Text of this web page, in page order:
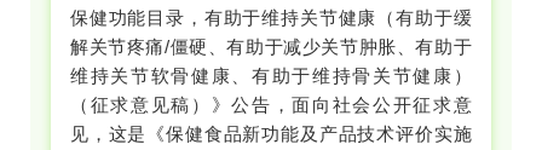
保健功能目录，有助于维持关节健康（有助于缓
解关节疼痛/僵硬、有助于减少关节肿胀、有助于
维持关节软骨健康、有助于维持骨关节健康）
（征求意见稿）》公告，面向社会公开征求意
见，这是《保健食品新功能及产品技术评价实施